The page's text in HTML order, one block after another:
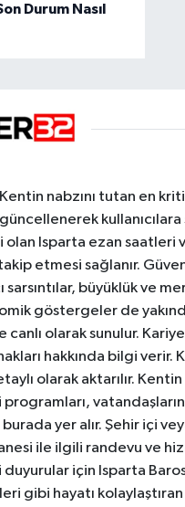
Durum Nasıl
nabzını tutan en
olan Isparta ezan
etmesi sağlanır.
büyüklük ve
göstergeler de
olarak sunulur.
hakkında bilgi verir.
olarak aktarılır.
yer alır. Şehir içi
ile ilgili randevu ve
için Isparta
gibi hayatı